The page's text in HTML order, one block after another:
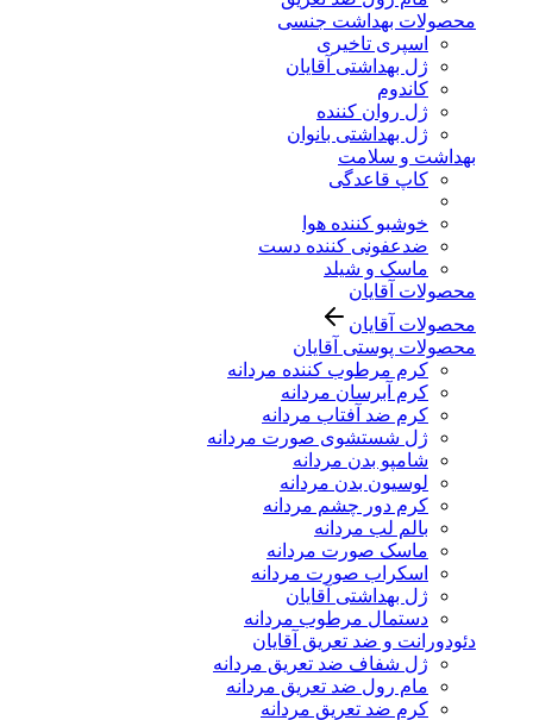
محصولات بهداشت جنسی
اسپری تاخیری
ژل بهداشتی آقایان
کاندوم
ژل روان کننده
ژل بهداشتی بانوان
بهداشت و سلامت
کاپ قاعدگی
خوشبو کننده هوا
ضدعفونی کننده دست
ماسک و شیلد
محصولات آقایان
محصولات آقایان
محصولات پوستی آقایان
کرم مرطوب کننده مردانه
کرم آبرسان مردانه
کرم ضد آفتاب مردانه
ژل شستشوی صورت مردانه
شامپو بدن مردانه
لوسیون بدن مردانه
کرم دور چشم مردانه
بالم لب مردانه
ماسک صورت مردانه
اسکراب صورت مردانه
ژل بهداشتی آقایان
دستمال مرطوب مردانه
دئودورانت و ضد تعریق آقایان
ژل شفاف ضد تعریق مردانه
مام رول ضد تعریق مردانه
کرم ضد تعریق مردانه